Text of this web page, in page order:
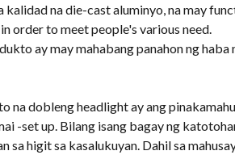
kalidad na die-cast aluminyo, na may
order to meet people's various need.
ay may mahabang panahon ng haba
na dobleng headlight ay ang
-set up. Bilang isang bagay ng
higit sa kasalukuyan. Dahil sa